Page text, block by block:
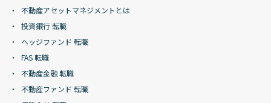
不動産アセットマネジメントとは
投資銀行 転職
ヘッジファンド 転職
FAS 転職
不動産金融 転職
不動産ファンド 転職